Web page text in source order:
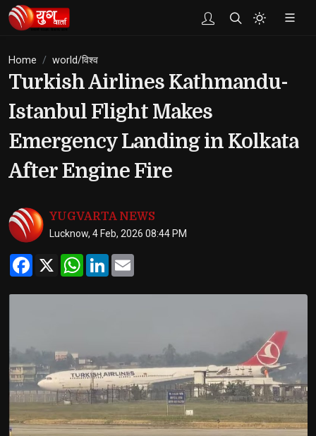
Home world/विश्व
Turkish Airlines Kathmandu-
Istanbul Flight Makes
Emergency Landing in Kolkata
After Engine Fire
YUGVARTA NEWS
Lucknow, 4 Feb, 2026 08:44 PM
Facebook
X WhatsApp
LinkedIn